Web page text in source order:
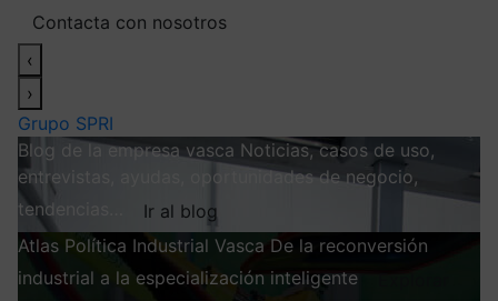
Contacta con nosotros
‹
›
Grupo SPRI
Blog de la empresa vasca Noticias, casos de uso,
entrevistas, ayudas, oportunidades de negocio,
tendencias…
Ir al blog
Atlas Política Industrial Vasca De la reconversión
industrial a la especialización inteligente